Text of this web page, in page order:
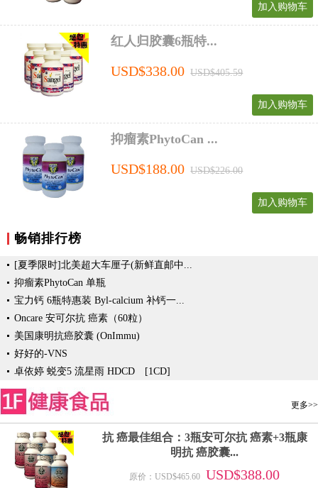
加入购物车
红人归胶囊6瓶特...
USD$338.00 USD$405.59
加入购物车
抑瘤素PhytoCan ...
USD$188.00 USD$226.00
加入购物车
畅销排行榜
[夏季限时]北美超大车厘子(新鲜直邮中...
抑瘤素PhytoCan 单瓶
宝力钙 6瓶特惠装 Byl-calcium 补钙一...
Oncare 安可尔抗 癌素（60粒）
美国康明抗癌胶囊 (OnImmu)
好好的-VNS
卓依婷 蜕变5 流星雨 HDCD [1CD]
更多>>
抗 癌最佳组合：3瓶安可尔抗 癌素+3瓶康
明抗 癌胶囊...
原价：USD$465.60 USD$388.00